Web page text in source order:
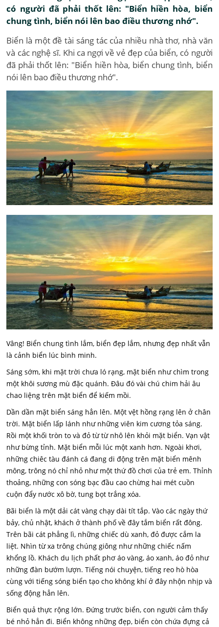
có người đã phải thốt lên: "Biển hiền hòa, biển
chung tình, biển nói lên bao điều thương nhớ".
Biển là một đề tài sáng tác của nhiều nhà thơ, nhà văn
và các nghệ sĩ. Khi ca ngợi về vẻ đẹp của biển, có người
đã phải thốt lên: "Biển hiền hòa, biển chung tình, biển
nói lên bao điều thương nhớ".
Vâng! Biển chung tình lắm, biển đẹp lắm, nhưng đẹp nhất vẫn
là cảnh biển lúc bình minh.
Sáng sớm, khi mặt trời chưa ló rạng, mặt biển như chìm trong
một khôi sương mù đặc quánh. Đâu đó vài chú chim hải âu
chao liệng trên mặt biển để kiếm mồi.
Dần dần mặt biển sáng hẳn lên. Một vệt hồng rạng lên ở chân
trời. Mặt biển lấp lánh như những viên kim cương tỏa sáng.
Rồi một khối tròn to và đỏ từ từ nhô lên khỏi mặt biển. Vạn vật
như bừng tỉnh. Mặt biển mỗi lúc một xanh hơn. Ngoài khơi,
những chiêc tàu đánh cá đang di động trên mặt biển mênh
mông, trông nó chỉ nhỏ như một thứ đồ chơi của trẻ em. Thỉnh
thoảng, những con sóng bạc đầu cao chừng hai mét cuồn
cuộn đẩy nước xô bờ, tung bọt trắng xóa.
Bãi biển là một dải cát vàng chạy dài tít tắp. Vào các ngày thứ
bảy, chủ nhật, khách ở thành phố về đây tắm biển rất đông.
Trên bãi cát phẳng lì, những chiếc dù xanh, đỏ được cắm la
liệt. Nhìn từ xa trông chúng giông như những chiếc nấm
khổng lồ. Khách du lịch phất phơ áo vàng, áo xanh, áo đỏ như
những đàn bướm lượn. Tiếng nói chuyện, tiếng reo hò hòa
cùng với tiếng sóng biển tạo cho không khí ở đây nhộn nhịp và
sống động hẳn lên.
Biển quả thực rộng lớn. Đứng trước biển, con người cảm thấy
bé nhỏ hẳn đi. Biển không những đẹp, biển còn chứa đựng cả